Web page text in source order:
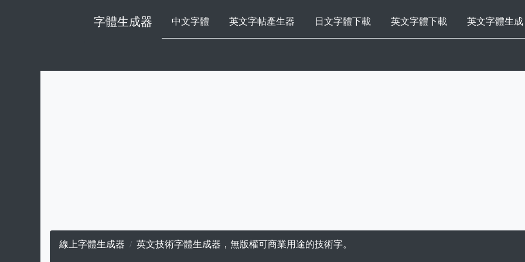
字體生成器 中文字體 英文字帖產生器 日文字體下載 英文字體下載 英文字體生成
線上字體生成器 英文技術字體生成器，無版權可商業用途的技術字。